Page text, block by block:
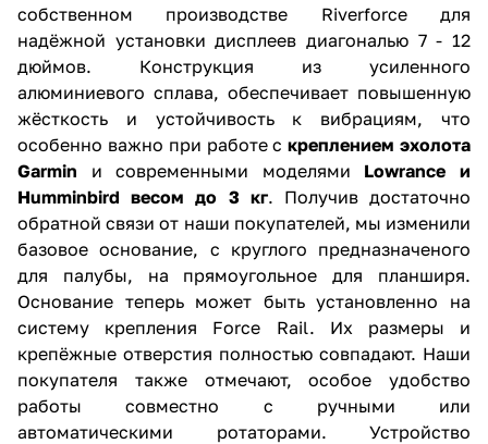
собственном производстве Riverforce для
надёжной установки дисплеев диагональю 7 - 12
дюймов. Конструкция из усиленного
алюминиевого сплава, обеспечивает повышенную
жёсткость и устойчивость к вибрациям, что
особенно важно при работе скреплением эхолота
Garmin и современными моделями Lowrance и
Humminbird весом до 3 кг. Получив достаточно
обратной связи от наши покупателей, мы изменили
базовое основание, с круглого предназначеного
для палубы, на прямоугольное для планширя.
Основание теперь может быть установленно на
систему крепления Force Rail. Их размеры и
крепёжные отверстия полностью совпадают. Наши
покупателя также отмечают, особое удобство
работы совместно с ручными или
автоматическими ротаторами. Устройство